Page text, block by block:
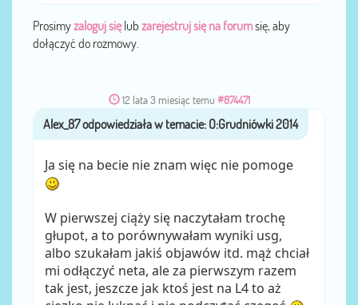
Prosimyzaloguj sięlub zarejestruj się na forumsię, aby
dołączyć do rozmowy.
12 lata 3 miesiąc temu #874471
przezAlex_87
Ja się na becie nie znam więc nie pomoge
W pierwszej ciąży się naczytałam trochę
głupot, a to porównywałam wyniki usg,
albo szukałam jakiś objawów itd. mąż chciał
mi odłączyć neta, ale za pierwszym razem
tak jest, jeszcze jak ktoś jest na L4 to aż